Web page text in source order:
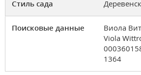
Стиль сада
Поисковые данные
Виола
Viola
1364